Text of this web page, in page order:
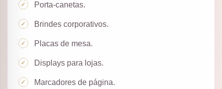
Porta-canetas.
Brindes corporativos.
Placas de mesa.
Displays para lojas.
Marcadores de página.